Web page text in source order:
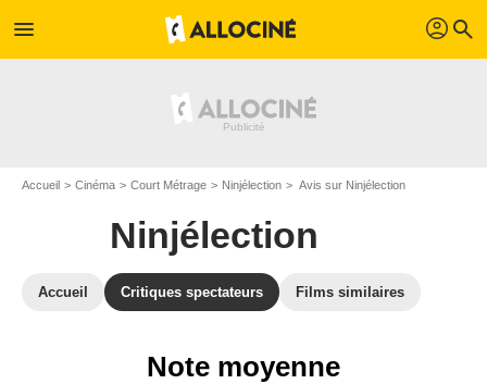
menu profil search
Accueil Cinéma Court Métrage Ninjélection Avis sur Ninjélection
Ninjélection
Accueil Critiques spectateurs Films similaires
Note moyenne